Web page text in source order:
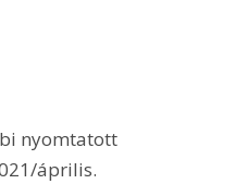
nyomtatott
április.